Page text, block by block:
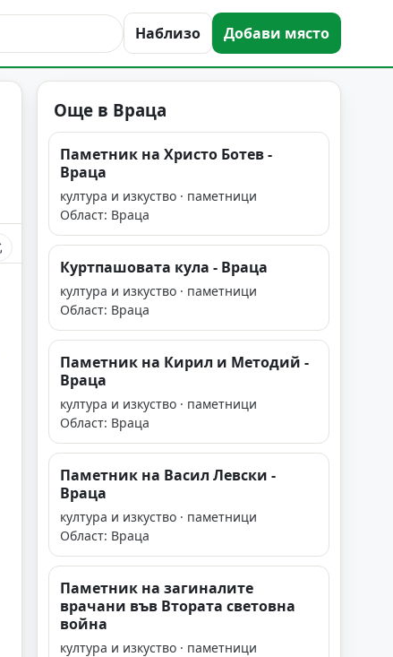
Наблизо Добави място
Още в Враца
Паметник на Христо Ботев -
Враца
култура и изкуство · паметници
Област: Враца
Куртпашовата кула - Враца
култура и изкуство · паметници
Област: Враца
Паметник на Кирил и Методий -
Враца
култура и изкуство · паметници
Област: Враца
Паметник на Васил Левски -
Враца
култура и изкуство · паметници
Област: Враца
Паметник на загиналите
врачани във Втората световна
война
култура и изкуство · паметници